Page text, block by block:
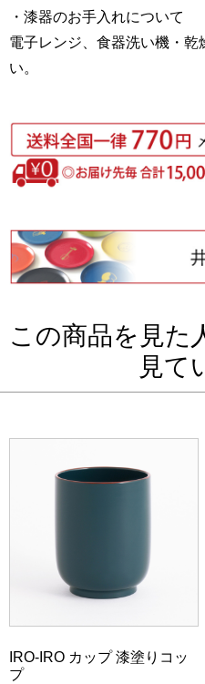
・漆器のお手入れについて
電子レンジ、食器洗い機・乾
い。
この商品を見た
見て
IRO-IRO カップ 漆塗りコッ
プ